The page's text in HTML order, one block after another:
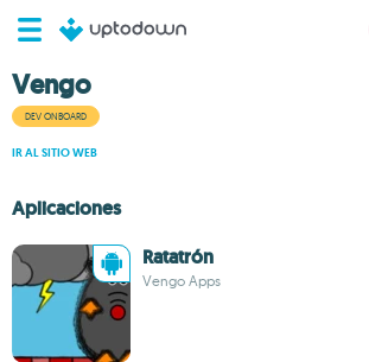
Vengo
DEV ONBOARD
IR AL SITIO WEB
Aplicaciones
Ratatrón
Vengo Apps